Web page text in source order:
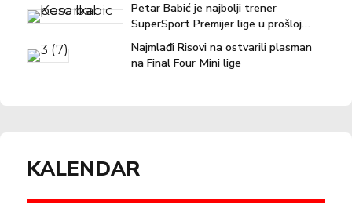
Petar Babić je najbolji trener
SuperSport Premijer lige u prošloj
sezoni!
Najmlađi Risovi na ostvarili plasman
na Final Four Mini lige
KALENDAR